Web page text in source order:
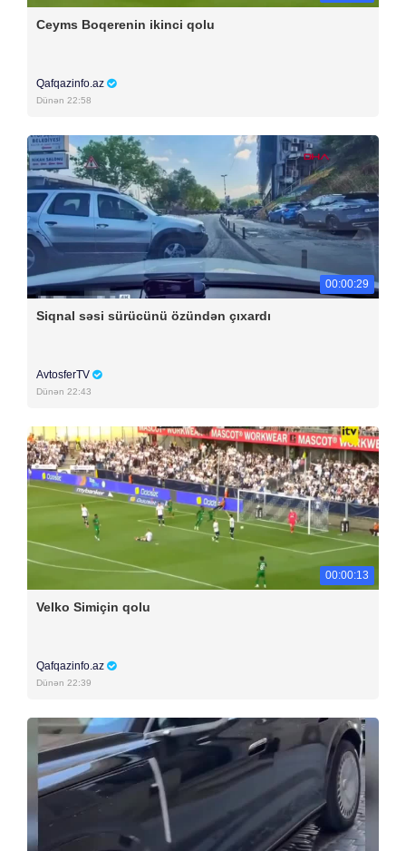
Ceyms Boqerenin ikinci qolu
Qafqazinfo.az
Dünən 22:58
00:00:29
Siqnal səsi sürücünü özündən çıxardı
AvtosferTV
Dünən 22:43
00:00:13
Velko Simiçin qolu
Qafqazinfo.az
Dünən 22:39